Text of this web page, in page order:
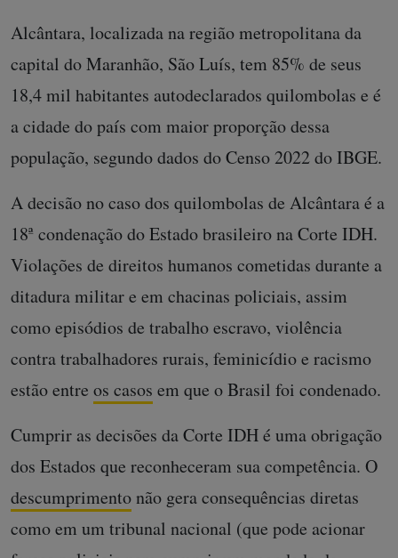
Alcântara, localizada na região metropolitana da
capital do Maranhão, São Luís, tem 85% de seus
18,4 mil habitantes autodeclarados quilombolas e é
a cidade do país com maior proporção dessa
população, segundo dados do Censo 2022 do IBGE.
A decisão no caso dos quilombolas de Alcântara é a
18ª condenação do Estado brasileiro na Corte IDH.
Violações de direitos humanos cometidas durante a
ditadura militar e em chacinas policiais, assim
como episódios de trabalho escravo, violência
contra trabalhadores rurais, feminicídio e racismo
estão entre os casos em que o Brasil foi condenado.
Cumprir as decisões da Corte IDH é uma obrigação
dos Estados que reconheceram sua competência. O
descumprimentonão gera consequências diretas
como em um tribunal nacional (que pode acionar